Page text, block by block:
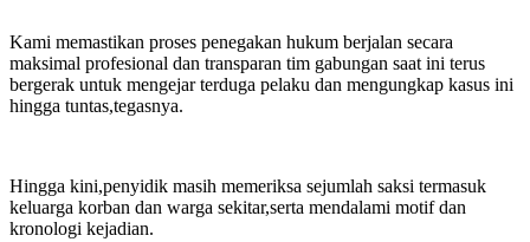
Kami memastikan proses penegakan hukum berjalan secara
maksimal profesional dan transparan tim gabungan saat ini terus
bergerak untuk mengejar terduga pelaku dan mengungkap kasus ini
hingga tuntas,tegasnya.
Hingga kini,penyidik masih memeriksa sejumlah saksi termasuk
keluarga korban dan warga sekitar,serta mendalami motif dan
kronologi kejadian.